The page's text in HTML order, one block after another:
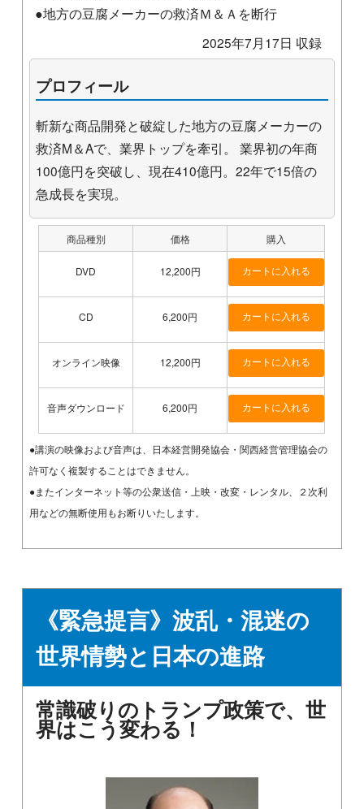
●地方の豆腐メーカーの救済Ｍ＆Ａを断行
2025年7月17日 収録
プロフィール
斬新な商品開発と破綻した地方の豆腐メーカーの
救済M＆Aで、業界トップを牽引。 業界初の年商
100億円を突破し、現在410億円。22年で15倍の
急成長を実現。
商品種別 価格 購入
DVD 12,200円
CD 6,200円
オンライン映像 12,200円
音声ダウンロード 6,200円
●講演の映像および音声は、日本経営開発協会・関西経営管理協会の
許可なく複製することはできません。
●またインターネット等の公衆送信・上映・改変・レンタル、２次利
用などの無断使用もお断りいたします。
《緊急提言》波乱・混迷の
世界情勢と日本の進路
常識破りのトランプ政策で、世
界はこう変わる！